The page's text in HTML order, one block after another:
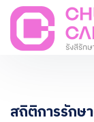
สถิติการรักษ